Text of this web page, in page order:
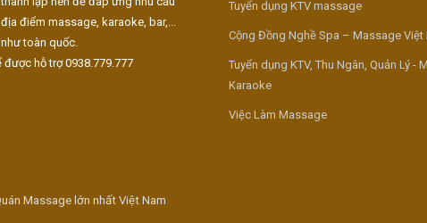
điểm massage, karaoke, bar,...
toàn quốc.
hỗ trợ 0938.779.777
Tuyển dụng KTV massage
Cộng Đồng Nghề Spa – Massage Việt
Tuyển dụng KTV, Thu Ngân, Quản Lý -
Karaoke
Việc Làm Massage
Massage lớn nhất Việt Nam